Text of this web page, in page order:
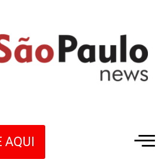
AQUI